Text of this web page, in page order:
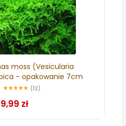
moss (Vesicularia
- opakowanie 7cm
(12)
zł